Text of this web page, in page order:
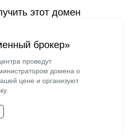
этот домен
брокер»
проведут
домена о
цене и организуют